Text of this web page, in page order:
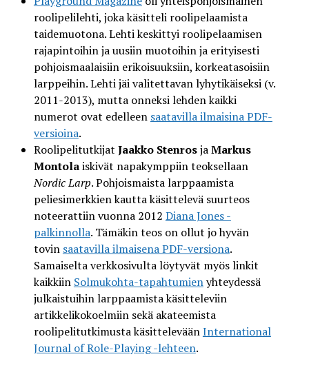
roolipelilehti, joka käsitteli roolipelaamista
taidemuotona. Lehti keskittyi roolipelaamisen
rajapintoihin ja uusiin muotoihin ja erityisesti
pohjoismaalaisiin erikoisuuksiin, korkeatasoisiin
larppeihin. Lehti jäi valitettavan lyhytikäiseksi (v.
2011-2013), mutta onneksi lehden kaikki
numerot ovat edelleen saatavilla ilmaisina PDF-
versioina.
Roolipelitutkijat Jaakko StenrosjaMarkus
Montolaiskivät napakymppiin teoksellaan
Nordic Larp. Pohjoismaista larppaamista
peliesimerkkien kautta käsittelevä suurteos
noteerattiin vuonna 2012 Diana Jones -
palkinnolla. Tämäkin teos on ollut jo hyvän
tovin saatavilla ilmaisena PDF-versiona.
Samaiselta verkkosivulta löytyvät myös linkit
kaikkiin Solmukohta-tapahtumienyhteydessä
julkaistuihin larppaamista käsitteleviin
artikkelikokoelmiin sekä akateemista
roolipelitutkimusta käsitteleväänInternational
Journal of Role-Playing -lehteen.